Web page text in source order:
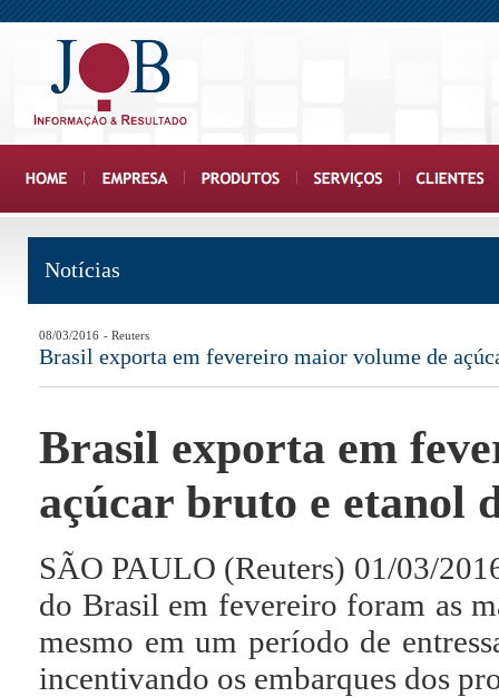
Notícias
08/03/2016 - Reuters
Brasil exporta em fevereiro maior volume de
Brasil exporta em
açúcar bruto e etanol
SÃO PAULO (Reuters) 01/03/
do Brasil em fevereiro foram as
mesmo em um período de
incentivando os embarques dos